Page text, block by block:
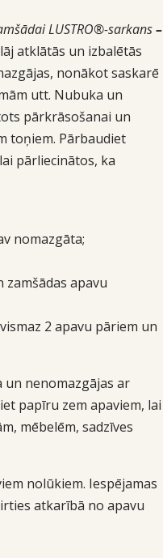
LUSTRO®-sarkans –
atklātās un izbalētās
nonākot saskarē
utt. Nubuka un
pārkrāsošanai un
toņiem. Pārbaudiet
pārliecinātos, ka
nomazgāta;
apavu
2 apavu pāriem un
nenomazgājas ar
papīru zem apaviem, lai
mēbelēm, sadzīves
nolūkiem. Iespējamas
atkarībā no apavu